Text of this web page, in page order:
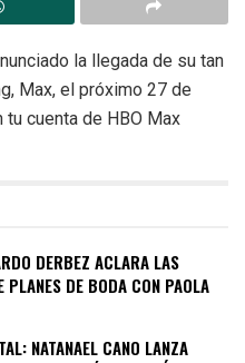
la llegada de su tan
Max, el próximo 27 de
cuenta de HBO Max
DERBEZ ACLARA LAS
PLANES DE BODA CON PAOLA
NATANAEL CANO LANZA